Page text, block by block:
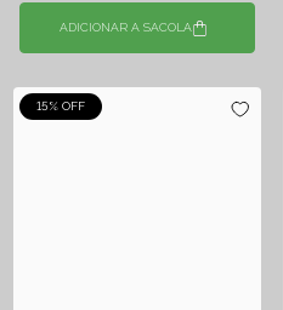
ADICIONAR A SACOLA
15% OFF